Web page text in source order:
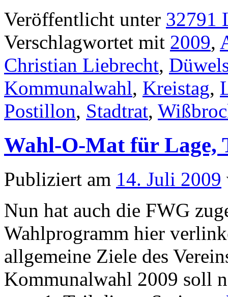
Veröffentlicht unter 32791
Verschlagwortet mit 2009,
Christian Liebrecht,
Kommunalwahl, Kreistag,
Postillon, Stadtrat,
Wahl-O-Mat für Lage,
Publiziert am 14. Juli 2009
Nun hat auch die FWG
Wahlprogramm hier
allgemeine Ziele des
Kommunalwahl 2009 soll